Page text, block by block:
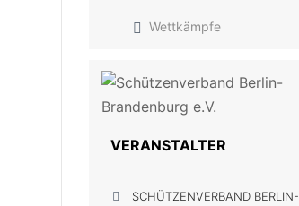
Wettkämpfe
VERANSTALTER
SCHÜTZENVERBAND BERLIN-